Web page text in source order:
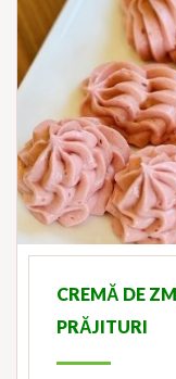
CREMĂ DE
PRĂJITURI